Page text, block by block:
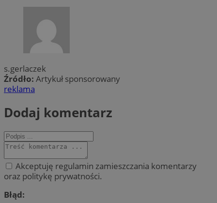
s.gerlaczek
Źródło: Artykuł sponsorowany
reklama
Dodaj komentarz
Akceptuję regulamin zamieszczania komentarzy
oraz politykę prywatności.
Błąd: